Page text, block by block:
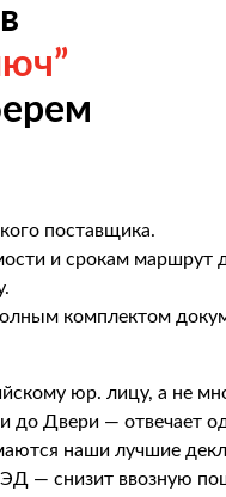
поставщика.
и срокам маршрут
комплектом
юр. лицу, а не
до Двери — отвечает
наши лучшие
— снизит ввозную